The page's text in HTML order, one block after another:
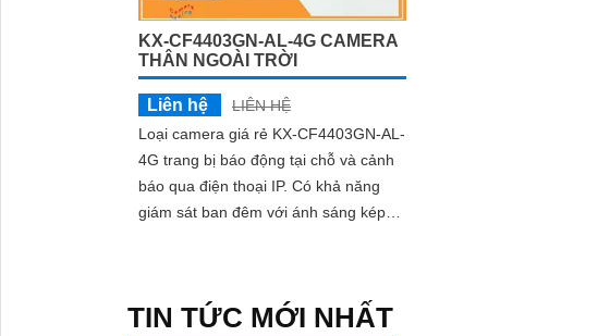
KX-CF4403GN-AL-4G CAMERA
THÂN NGOÀI TRỜI
Liên hệ
LIÊN HỆ
Loại camera giá rẻ KX-CF4403GN-AL-
4G trang bị báo động tại chỗ và cảnh
báo qua điện thoại IP. Có khả năng
giám sát ban đêm với ánh sáng kép
TIN TỨC MỚI NHẤT